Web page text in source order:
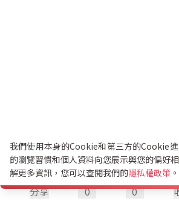
分享 0 0
我們使用本身的Cookie和第三方的Cookie
的瀏覽習慣和個人資料向您展示與您的偏好
解更多資訊，您可以查閱我們的隱私權政策 。